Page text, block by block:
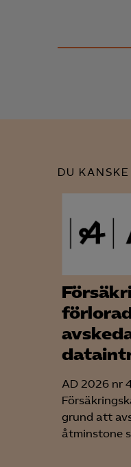
DU
AD 2026 nr
grund att
åtminstone